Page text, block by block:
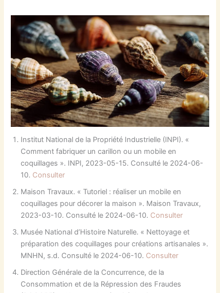
Institut National de la Propriété Industrielle (INPI). «
Comment fabriquer un carillon ou un mobile en
coquillages ». INPI, 2023-05-15. Consulté le 2024-06-
10. Consulter
Maison Travaux. « Tutoriel : réaliser un mobile en
coquillages pour décorer la maison ». Maison Travaux,
2023-03-10. Consulté le 2024-06-10. Consulter
Musée National d’Histoire Naturelle. « Nettoyage et
préparation des coquillages pour créations artisanales ».
MNHN, s.d. Consulté le 2024-06-10. Consulter
Direction Générale de la Concurrence, de la
Consommation et de la Répression des Fraudes